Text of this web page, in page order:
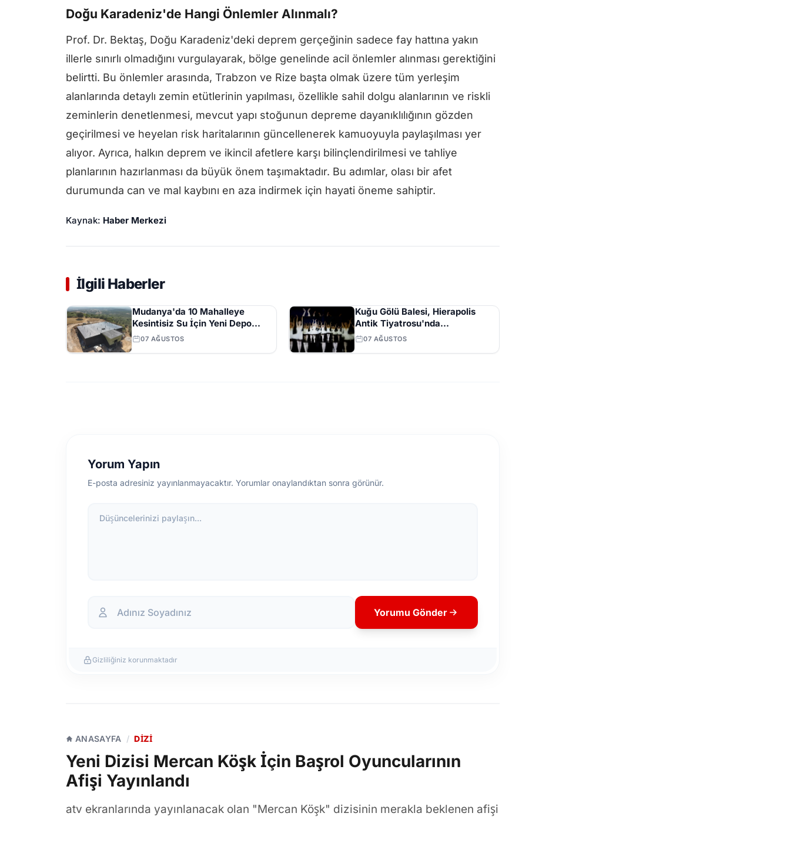
Doğu Karadeniz'de Hangi Önlemler Alınmalı?
Prof. Dr. Bektaş, Doğu Karadeniz'deki deprem gerçeğinin sadece fay hattına yakın
illerle sınırlı olmadığını vurgulayarak, bölge genelinde acil önlemler alınması gerektiğini
belirtti. Bu önlemler arasında, Trabzon ve Rize başta olmak üzere tüm yerleşim
alanlarında detaylı zemin etütlerinin yapılması, özellikle sahil dolgu alanlarının ve riskli
zeminlerin denetlenmesi, mevcut yapı stoğunun depreme dayanıklılığının gözden
geçirilmesi ve heyelan risk haritalarının güncellenerek kamuoyuyla paylaşılması yer
alıyor. Ayrıca, halkın deprem ve ikincil afetlere karşı bilinçlendirilmesi ve tahliye
planlarının hazırlanması da büyük önem taşımaktadır. Bu adımlar, olası bir afet
durumunda can ve mal kaybını en aza indirmek için hayati öneme sahiptir.
Kaynak: Haber Merkezi
İlgili Haberler
Mudanya'da 10 Mahalleye
Kesintisiz Su İçin Yeni Depo
Projesinde Yüzde 70 İlerleme
07 AĞUSTOS
Kuğu Gölü Balesi, Hierapolis
Antik Tiyatrosu'nda
Sanatseverlerle Buluştu
07 AĞUSTOS
Yorum Yapın
E-posta adresiniz yayınlanmayacaktır. Yorumlar onaylandıktan sonra görünür.
Düşüncelerinizi paylaşın...
Yorumu Gönder
Gizliliğiniz korunmaktadır
ANASAYFA / DIZI
Yeni Dizisi Mercan Köşk İçin Başrol Oyuncularının
Afişi Yayınlandı
atv ekranlarında yayınlanacak olan "Mercan Köşk" dizisinin merakla beklenen afişi